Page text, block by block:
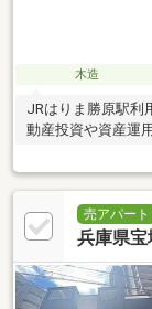
木造
JRはりま勝原駅利
動産投資や資産運
売アパート
兵庫県宝